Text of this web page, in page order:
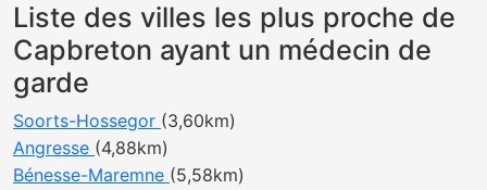
Liste des villes les plus proche de
Capbreton ayant un médecin de
garde
Soorts-Hossegor (3,60km)
Angresse (4,88km)
Bénesse-Maremne (5,58km)